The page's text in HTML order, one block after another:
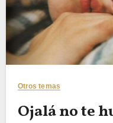
Otros temas
Ojalá no te